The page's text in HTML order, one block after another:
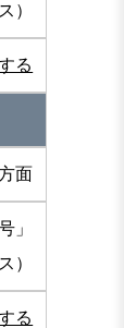
）
る
面
」
）
る